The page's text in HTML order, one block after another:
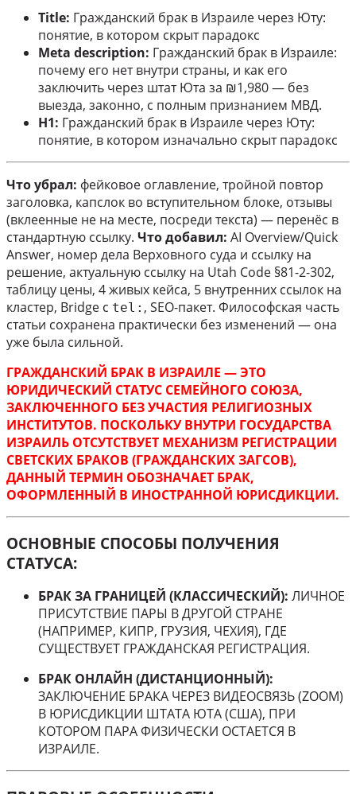
Title: Гражданский брак в Израиле через Юту:
понятие, в котором скрыт парадокс
Meta description: Гражданский брак в Израиле:
почему его нет внутри страны, и как его
заключить через штат Юта за ₪1,980 — без
выезда, законно, с полным признанием МВД.
H1: Гражданский брак в Израиле через Юту:
понятие, в котором изначально скрыт парадокс
Что убрал: фейковое оглавление, тройной повтор
заголовка, капслок во вступительном блоке, отзывы
(вклеенные не на месте, посреди текста) — перенёс в
стандартную ссылку. Что добавил: AI Overview/Quick
Answer, номер дела Верховного суда и ссылку на
решение, актуальную ссылку на Utah Code §81-2-302,
таблицу цены, 4 живых кейса, 5 внутренних ссылок на
кластер, Bridge с tel: , SEO-пакет. Философская часть
статьи сохранена практически без изменений — она
уже была сильной.
ГРАЖДАНСКИЙ БРАК В ИЗРАИЛЕ — ЭТО
ЮРИДИЧЕСКИЙ СТАТУС СЕМЕЙНОГО СОЮЗА,
ЗАКЛЮЧЕННОГО БЕЗ УЧАСТИЯ РЕЛИГИОЗНЫХ
ИНСТИТУТОВ. ПОСКОЛЬКУ ВНУТРИ ГОСУДАРСТВА
ИЗРАИЛЬ ОТСУТСТВУЕТ МЕХАНИЗМ РЕГИСТРАЦИИ
СВЕТСКИХ БРАКОВ (ГРАЖДАНСКИХ ЗАГСОВ),
ДАННЫЙ ТЕРМИН ОБОЗНАЧАЕТ БРАК,
ОФОРМЛЕННЫЙ В ИНОСТРАННОЙ ЮРИСДИКЦИИ.
ОСНОВНЫЕ СПОСОБЫ ПОЛУЧЕНИЯ
СТАТУСА:
БРАК ЗА ГРАНИЦЕЙ (КЛАССИЧЕСКИЙ): ЛИЧНОЕ
ПРИСУТСТВИЕ ПАРЫ В ДРУГОЙ СТРАНЕ
(НАПРИМЕР, КИПР, ГРУЗИЯ, ЧЕХИЯ), ГДЕ
СУЩЕСТВУЕТ ГРАЖДАНСКАЯ РЕГИСТРАЦИЯ.
БРАК ОНЛАЙН (ДИСТАНЦИОННЫЙ):
ЗАКЛЮЧЕНИЕ БРАКА ЧЕРЕЗ ВИДЕОСВЯЗЬ (ZOOM)
В ЮРИСДИКЦИИ ШТАТА ЮТА (США), ПРИ
КОТОРОМ ПАРА ФИЗИЧЕСКИ ОСТАЕТСЯ В
ИЗРАИЛЕ.